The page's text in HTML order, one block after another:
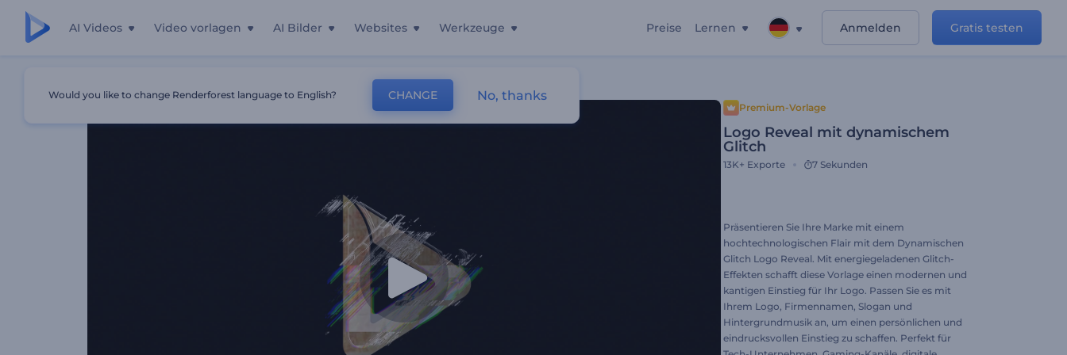
AI Videos Video vorlagen AI Bilder Websites Werkzeuge Preise Lernen Anmelden Gratis testen
Premium-Vorlage
Logo Reveal mit dynamischem
Glitch
13K+ Exporte 7 Sekunden
Präsentieren Sie Ihre Marke mit einem
hochtechnologischen Flair mit dem Dynamischen
Glitch Logo Reveal. Mit energiegeladenen Glitch-
Effekten schafft diese Vorlage einen modernen und
kantigen Einstieg für Ihr Logo. Passen Sie es mit
Ihrem Logo, Firmennamen, Slogan und
Hintergrundmusik an, um einen persönlichen und
eindrucksvollen Einstieg zu schaffen. Perfekt für
Would you like to change Renderforest language to English? CHANGE No, thanks